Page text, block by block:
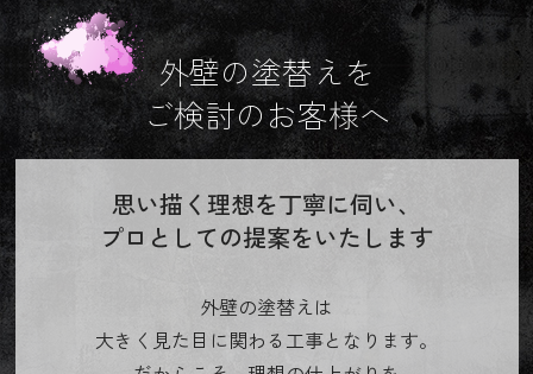
外壁の塗替えを
ご検討のお客様へ
思い描く理想を丁寧に伺い、
プロとしての提案をいたします
外壁の塗替えは
大きく見た目に関わる工事となります。